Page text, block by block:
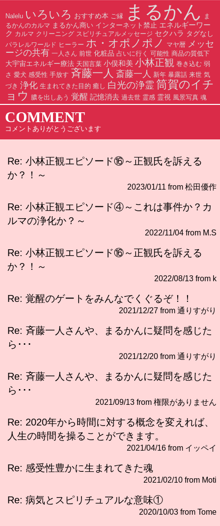
Nalelu いろいろ おすすめ本 ご縁 まるかん
ま
るかんのカルマ まるかん商い インターネット禁止 エネルギーワー
ク カルマ クリーニング スピリチュアルメッセージ セクハラ タグなし
パラレルワールド ヒーラー ホ・オポノポノ マヤ暦 メッセ
ージの共有 一人さん 前世 化粧品 占いに行く 可能性 商品の質低下
大宇宙エネルギー療法 天国言葉 小俣和美 小林正観 巻き込む 弱
さ 愛犬 感受性 手放す 斉藤一人 斎藤一人 新年 暴露話 来世 気
づき 浄化 生まれてきた目的 癒し 白光の浄霊 筒賀のイチ
ョウ 膿を出しあう 覚醒 記憶消去 過去世 霊感 霊視 風景写真 魂
COMMENT
コメントありがとうございます
Re: 小林正観エピソード⑯～正観氏を訴える
か？！～
2023/01/11 from 松田優作
Re: 小林正観エピソード④～これは事件か？カ
ルマの浄化か？～
2022/11/04 from M.S
Re: 小林正観エピソード⑯～正観氏を訴える
か？！～
2022/08/13 from k
Re: 覚醒のゲートをみんなでくぐるぞ！！
2021/12/27 from 通りすがり
Re: 斉藤一人さんや、まるかんに疑問を感じた
ら･･･
2021/12/20 from 通りすがり
Re: 斉藤一人さんや、まるかんに疑問を感じた
ら･･･
2021/09/13 from 権限がありません
Re: 2020年から時間に対する概念を変えれば、
人生の時間を操ることができます。
2021/04/16 from イッペイ
Re: 感受性豊かに生まれてきた魂
2021/02/10 from Moti
Re: 病気とスピリチュアルな意味①
2020/10/03 from Tome